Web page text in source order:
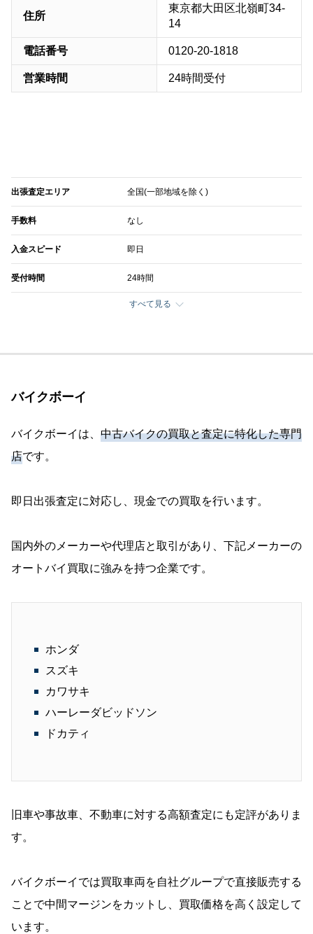
住所
東京都大田区北嶺町34-
14
電話番号 0120-20-1818
営業時間 24時間受付
出張査定エリア 全国(一部地域を除く)
手数料 なし
入金スピード 即日
受付時間 24時間
すべて見る
バイクボーイ
バイクボーイは、 中古バイクの買取と査定に特化した専門
店です。
即日出張査定に対応し、現金での買取を行います。
国内外のメーカーや代理店と取引があり、下記メーカーの
オートバイ買取に強みを持つ企業です。
ホンダ
スズキ
カワサキ
ハーレーダビッドソン
ドカティ
旧車や事故車、不動車に対する高額査定にも定評がありま
す。
バイクボーイでは買取車両を自社グループで直接販売する
ことで中間マージンをカットし、買取価格を高く設定して
います。